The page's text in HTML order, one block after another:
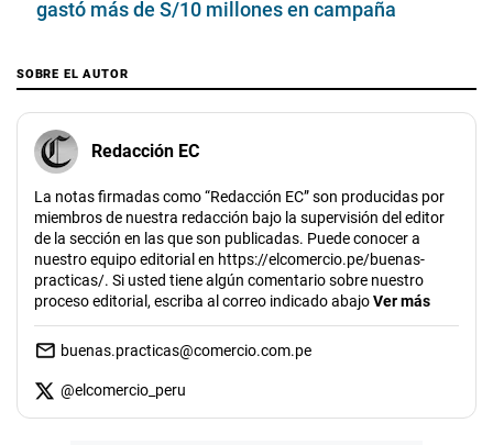
gastó más de S/10 millones en campaña
SOBRE EL AUTOR
Redacción EC
La notas firmadas como “Redacción EC” son producidas por
miembros de nuestra redacción bajo la supervisión del editor
de la sección en las que son publicadas. Puede conocer a
nuestro equipo editorial en https://elcomercio.pe/buenas-
practicas/. Si usted tiene algún comentario sobre nuestro
proceso editorial, escriba al correo indicado abajoVer más
buenas.practicas@comercio.com.pe
@elcomercio_peru